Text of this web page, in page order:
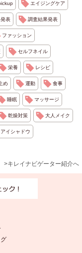
エイジングケア
表 調査結果発表
ファッション
セルフネイル
栄養 レシピ
め 運動 食事
睡眠 マッサージ
乾燥対策 大人メイク
アイシャドウ
>キレイナビゲーター紹介へ